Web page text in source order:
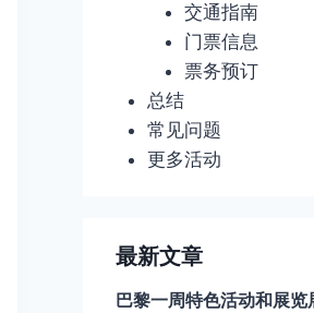
交通指南
门票信息
票务预订
总结
常见问题
更多活动
最新文章
巴黎一周特色活动和展览